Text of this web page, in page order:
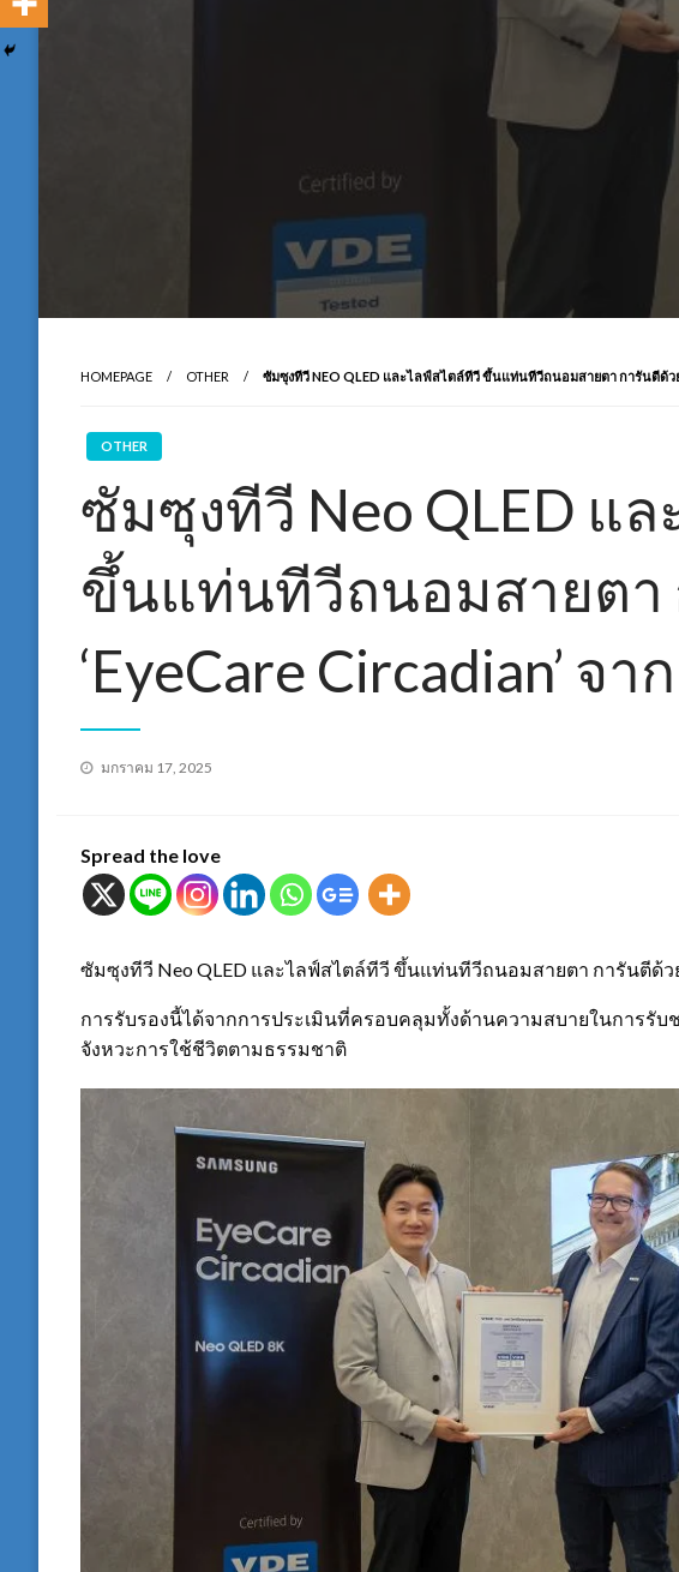
HOMEPAGE OTHER ซัมซุงทีวี NEO QLED และไลฟ์สไตล์ทีวี ขึ้นแท่นทีวีถนอมสายตา การันตีด้วย
OTHER
ซัมซุงทีวี Neo QLED แ
ขึ้นแท่นทีวีถนอมสายตา
‘EyeCare Circadian’ จา
Posted
มกราคม 17, 2025
Spread the love
ซัมซุงทีวี Neo QLED และไลฟ์สไตล์ทีวี ขึ้นแท่นทีวีถนอมสายตา การันตีด้วยก
การรับรองนี้ได้จากการประเมินที่ครอบคลุมทั้งด้านความสบายในการรั
จังหวะการใช้ชีวิตตามธรรมชาติ